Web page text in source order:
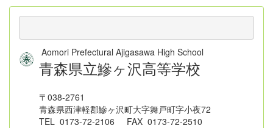
Aomori Prefectural Ajigasawa High School
青森県立鰺ヶ沢高等学校
〒038-2761
青森県西津軽郡鰺ヶ沢町大字舞戸町字小夜72
TEL 0173-72-2106 FAX 0173-72-2510